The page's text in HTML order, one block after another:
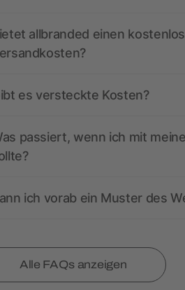
allbranded einen
es versteckte Kosten?
passiert, wenn ich mit
ich vorab ein Muster des
Alle FAQs anzeigen